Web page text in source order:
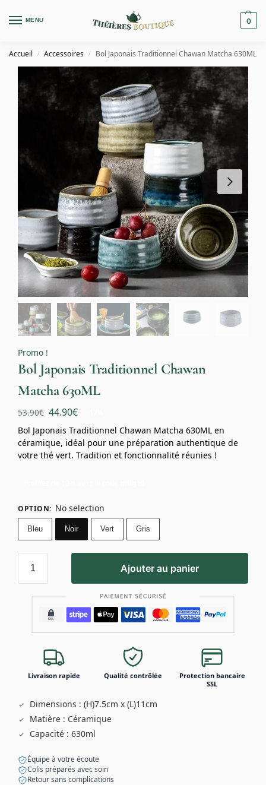
MENU 0
Accueil / Accessoires / Bol Japonais Traditionnel Chawan Matcha 630ML
Promo !
Bol Japonais Traditionnel Chawan
Matcha 630ML
53.90€ 44.90€
Bol Japonais Traditionnel Chawan Matcha 630ML en
céramique, idéal pour une préparation authentique de
votre thé vert. Tradition et fonctionnalité réunies !
OPTION: No selection
Bleu Noir Vert Gris
Ajouter au panier
Livraison rapide Qualité contrôlée
Protection bancaire
SSL
Dimensions : (H)7.5cm x (L)11cm
Matière : Céramique
Capacité : 630ml
Équipe à votre écoute
Colis préparés avec soin
Retour sans complications